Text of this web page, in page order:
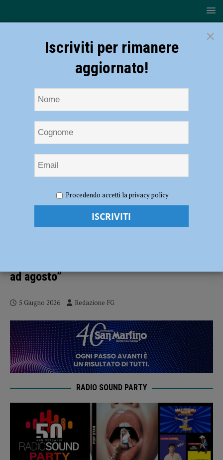
cartacea, Spi Cgil: “I Comuni aprano sportelli straordinari, nessun
pensionato resti senza documento ad agosto”
Carta d’identità cartacea, Spi Cgil: “I
ad agosto”
5 Giugno 2026 Redazione FG
RADIO SOUND PARTY
×
Iscriviti per rimanere
aggiornato!
Procedendo accetti la privacy policy